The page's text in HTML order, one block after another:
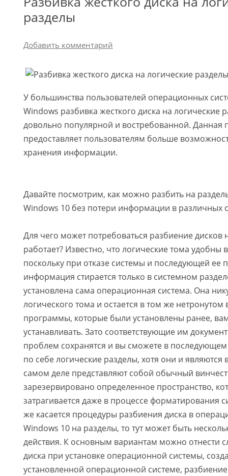
разделы
Добавить комментарий
У большинства пользователей операционных
Windows разбивка жесткого диска на логические
довольно популярной и востребованной. Данная
предоставляет пользователям больше
хранения информации.
Давайте посмотрим, как можно разбить на
Windows 10 без потери информации в различных
Для чего может потребоваться разбиение дисков
работает? Известно, что логические тома удобны
поскольку при отказе системы и последующей ее
информация стирается только в системном
установлена сама операционная система. Она
логического тома и остается в том же
программы, которые были установлены ранее,
устанавливать. Зато соответствующие им
проблем сохранятся и вы сможете в
по себе логические разделы, хотя они и являются
самом деле представляют собой обычный
зарезервировано определенное пространство,
затрагивается даже в процессе форматирования
же касается процедуры разбиения диска в
Windows 10 на разделы, то тут может быть
действия. К основным вариантам можно отнести
диска при установке операционной системы,
установленной операционной системе,